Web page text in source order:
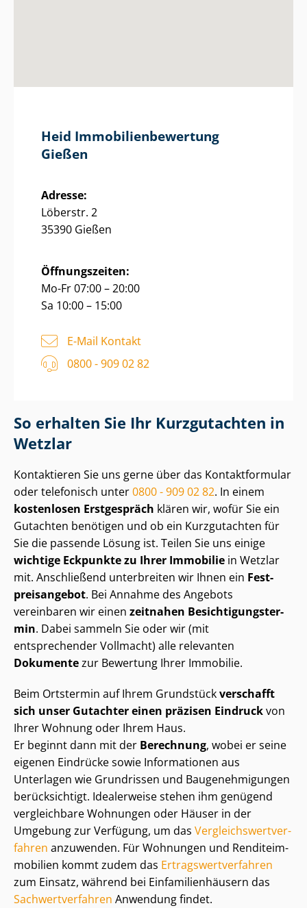
Heid Im­mo­bi­li­en­be­wer­tung
Gießen
Adresse:
Löberstr. 2
35390 Gießen
Öffnungszeiten:
Mo-Fr 07:00 – 20:00
Sa 10:00 – 15:00
E-Mail Kontakt
0800 - 909 02 82
So erhalten Sie Ihr Kurzgutachten in
Wetzlar
Kontaktieren Sie uns gerne über das Kontaktformular
oder telefonisch unter0800 - 909 02 82. In einem
kostenlosen Erstgespräch klären wir, wofür Sie ein
Gutachten benötigen und ob ein Kurzgutachten für
Sie die passende Lösung ist. Teilen Sie uns einige
wichtige Eckpunkte zu Ihrer Immobilie in Wetzlar
mit. Anschließend unterbreiten wir Ihnen ein Fest­
preis­an­ge­bot. Bei Annahme des Angebots
vereinbaren wir einen zeitnahen Be­sich­ti­gungs­ter­
min. Dabei sammeln Sie oder wir (mit
entsprechender Vollmacht) alle relevanten
Dokumentezur Bewertung Ihrer Immobilie.
Beim Ortstermin auf Ihrem Grundstückverschafft
sich unser Gutachter einen präzisen Eindruckvon
Ihrer Wohnung oder Ihrem Haus.
Er beginnt dann mit der Berechnung, wobei er seine
eigenen Eindrücke sowie Informationen aus
Unterlagen wie Grundrissen und Bau­ge­neh­mi­gun­gen
berücksichtigt. Idealerweise stehen ihm genügend
vergleichbare Wohnungen oder Häuser in der
Umgebung zur Verfügung, um das Ver­gleichs­wert­ver­
fah­ren anzuwenden. Für Wohnungen und Ren­di­teim­
mo­bi­li­en kommt zudem das Er­trags­wert­ver­fah­ren
zum Einsatz, während bei Ein­fa­mi­li­en­häu­sern das
Sach­wert­ver­fah­ren Anwendung findet.